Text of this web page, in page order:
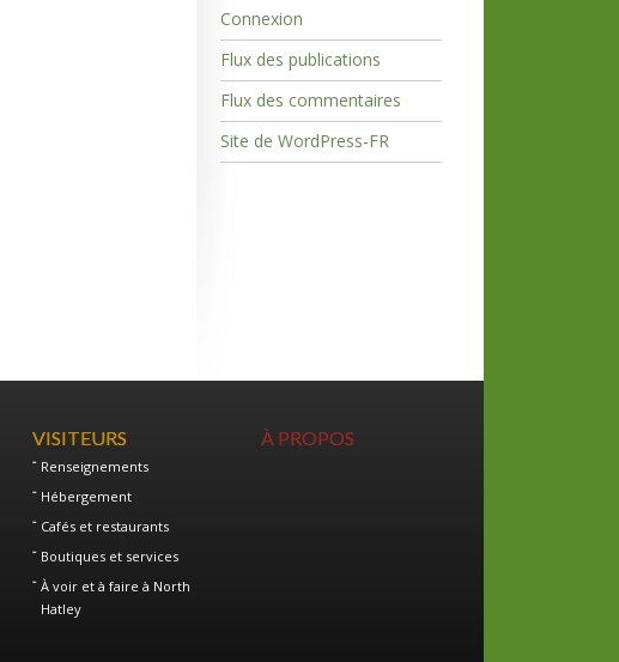
Connexion
Flux des publications
Flux des commentaires
Site de WordPress-FR
VISITEURS
Renseignements
Hébergement
Cafés et restaurants
Boutiques et services
À voir et à faire à North
Hatley
À PROPOS